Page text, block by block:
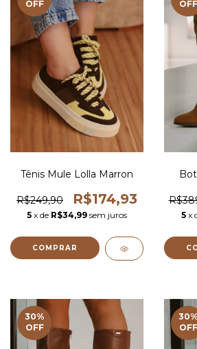
OFF
Tênis Mule Lolla Marron
R$249,90 R$174,93
5 x de R$34,99 sem juros
COMPRAR
OFF
5 x
30%
OFF
30%
OFF